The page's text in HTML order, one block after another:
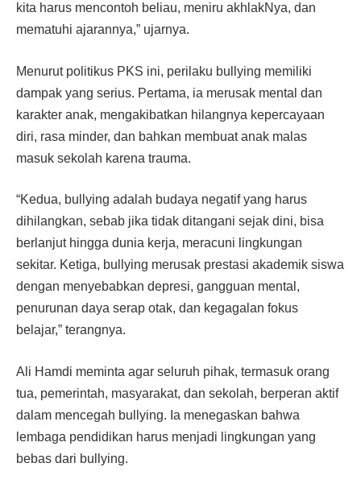
kita harus mencontoh beliau, meniru akhlakNya, dan
mematuhi ajarannya,” ujarnya.
Menurut politikus PKS ini, perilaku bullying memiliki
dampak yang serius. Pertama, ia merusak mental dan
karakter anak, mengakibatkan hilangnya kepercayaan
diri, rasa minder, dan bahkan membuat anak malas
masuk sekolah karena trauma.
“Kedua, bullying adalah budaya negatif yang harus
dihilangkan, sebab jika tidak ditangani sejak dini, bisa
berlanjut hingga dunia kerja, meracuni lingkungan
sekitar. Ketiga, bullying merusak prestasi akademik siswa
dengan menyebabkan depresi, gangguan mental,
penurunan daya serap otak, dan kegagalan fokus
belajar,” terangnya.
Ali Hamdi meminta agar seluruh pihak, termasuk orang
tua, pemerintah, masyarakat, dan sekolah, berperan aktif
dalam mencegah bullying. Ia menegaskan bahwa
lembaga pendidikan harus menjadi lingkungan yang
bebas dari bullying.